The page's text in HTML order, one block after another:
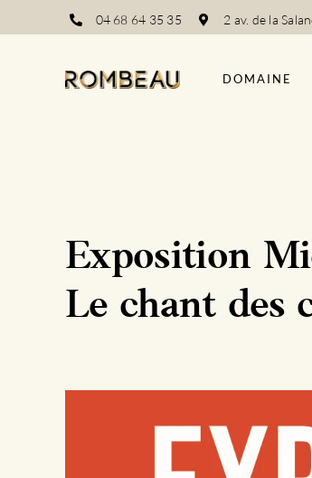
au
04 68 64 35 35 2 av. de la
DOMAINE
Exposition
Le chant des